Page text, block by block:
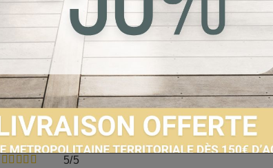
Commentaire de CAAA Billards et
Bonjour,Nous vous remercions pour votre
n'est pas incluse dans le kit, elle n'est pas
en trouverez facilement dans tout
bricolage. Cordialement
Cet avis vous a-t-il été utile ? Oui 0 Non 0
Client anonymepublié le 20/01/2018 suite à une
5/5